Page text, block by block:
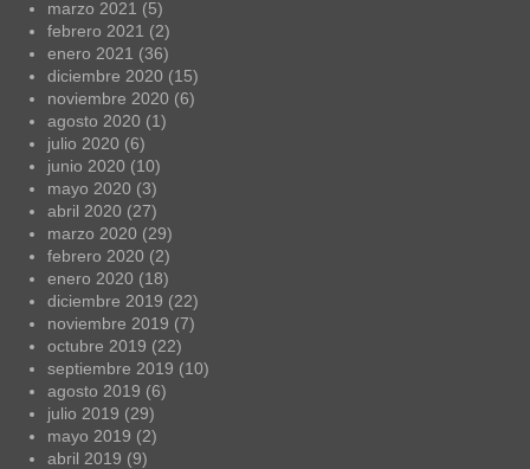
marzo 2021 (5)
febrero 2021 (2)
enero 2021 (36)
diciembre 2020 (15)
noviembre 2020 (6)
agosto 2020 (1)
julio 2020 (6)
junio 2020 (10)
mayo 2020 (3)
abril 2020 (27)
marzo 2020 (29)
febrero 2020 (2)
enero 2020 (18)
diciembre 2019 (22)
noviembre 2019 (7)
octubre 2019 (22)
septiembre 2019 (10)
agosto 2019 (6)
julio 2019 (29)
mayo 2019 (2)
abril 2019 (9)